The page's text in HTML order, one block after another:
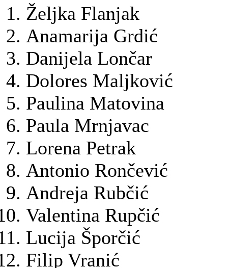
Željka Flanjak
Anamarija Grdić
Danijela Lončar
Dolores Maljković
Paulina Matovina
Paula Mrnjavac
Lorena Petrak
Antonio Rončević
Andreja Rubčić
Valentina Rupčić
Lucija Šporčić
Filip Vranić